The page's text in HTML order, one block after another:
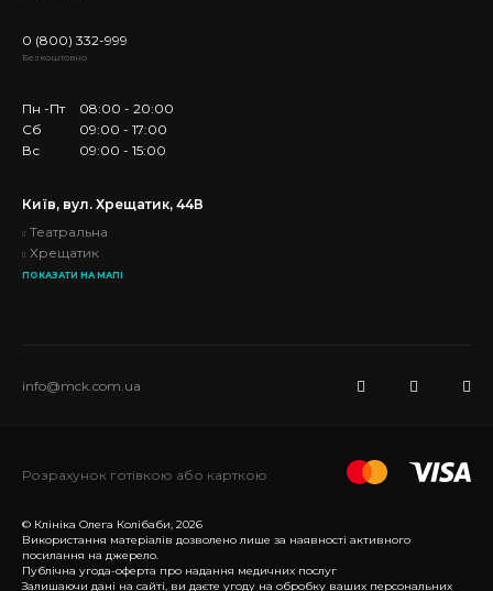
0 (800) 332-999
Безкоштовно
Пн -Пт
08:00 - 20:00
Сб
09:00 - 17:00
Вс
09:00 - 15:00
Київ, вул. Хрещатик, 44В
Театральна
Хрещатик
ПОКАЗАТИ НА МАПІ
info@mck.com.ua
© Клініка Олега Колібаби, 2026
Використання матеріалів дозволено лише за наявності активного
посилання на джерело.
Публічна угода-оферта про надання медичних послуг
Залишаючи дані на сайті, ви даєте угоду на обробку ваших персональних
Розрахунок готівкою або карткою